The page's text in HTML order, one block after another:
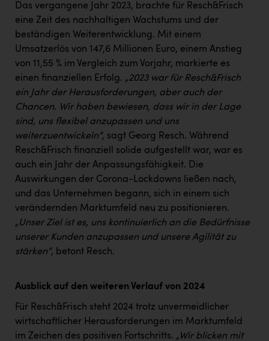
REMAX
RE/MAX Welcome
RUBBLE MASTER
Ruderclub Wels
SCRI - Salzburg Cancer Research Institute
SCHMACHTL GmbH
Schwingshandl - automation technology gmbh
Seher + Partner
Smurfit Westrock Nettingsdorf
TCL
TGW Logistics
VERITAS
Vier Diamanten
Das vergangene Jahr 2023, brachte für Resch&Frisch
eine Zeit des nachhaltigen Wachstums und der
beständigen Weiterentwicklung. Mit einem
Umsatzerlös von 147,6 Millionen Euro, einem Anstieg
von 11,55 % im Vergleich zum Vorjahr, markierte es
einen finanziellen Erfolg. „2023 war für Resch&Frisch
ein Jahr der Herausforderungen, aber auch der
Chancen. Wir haben bewiesen, dass wir in der Lage
sind, uns flexibel anzupassen und uns
weiterzuentwickeln“, sagt Georg Resch. Während
Resch&Frisch finanziell solide aufgestellt war, war es
auch ein Jahr der Anpassungsfähigkeit. Die
Auswirkungen der Corona-Lockdowns ließen nach,
und das Unternehmen begann, sich in einem sich
verändernden Marktumfeld neu zu positionieren.
„Unser Ziel ist es, uns kontinuierlich an die Bedürfnisse
unserer Kunden anzupassen und unsere Agilität zu
stärken“, betont Resch.
Ausblick auf den weiteren Verlauf von 2024
Für Resch&Frisch steht 2024 trotz unvermeidlicher
wirtschaftlicher Herausforderungen im Marktumfeld
im Zeichen des positiven Fortschritts. „Wir blicken mit